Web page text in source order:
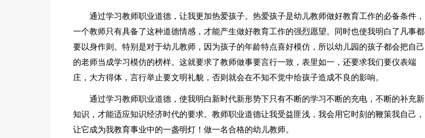
通过学习教师职业道德，让我更加热爱孩子。热爱孩子是幼儿教师做好教育工作的必备条件，
一个教师只有具备了这种道德情感，才能产生做好教育工作的强烈愿望。同时也使我明白了凡事都
要以身作则。特别是对于幼儿教师，因为孩子的年龄特点喜好模仿，所以幼儿园的孩子都会把自己
的老师当成学习模仿的榜样。这就要求了教师做事要言行一致，表里如一，还要求我们要仪表端
庄，大方得体，言行举止要文明礼貌，否则就会在不知不觉中给孩子造成不良的影响。
通过学习教师职业道德，使我明白新时代新形势下只有不断的学习不断的充电，不断的补充新
知识，才能适应知识经济时代的要求。教师职业道德让我受益匪浅，我会用它时刻的鞭策我自己，
让它成为我教育事业中的一盏明灯！做一名合格的幼儿教师。